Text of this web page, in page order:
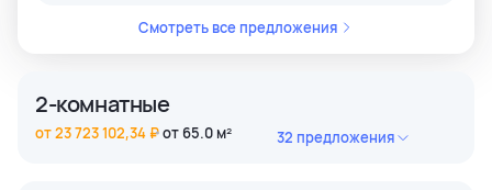
Смотреть все предложения
2-комнатные
от 65.0 м²
от 23 723 102,34 ₽ 32 предложения